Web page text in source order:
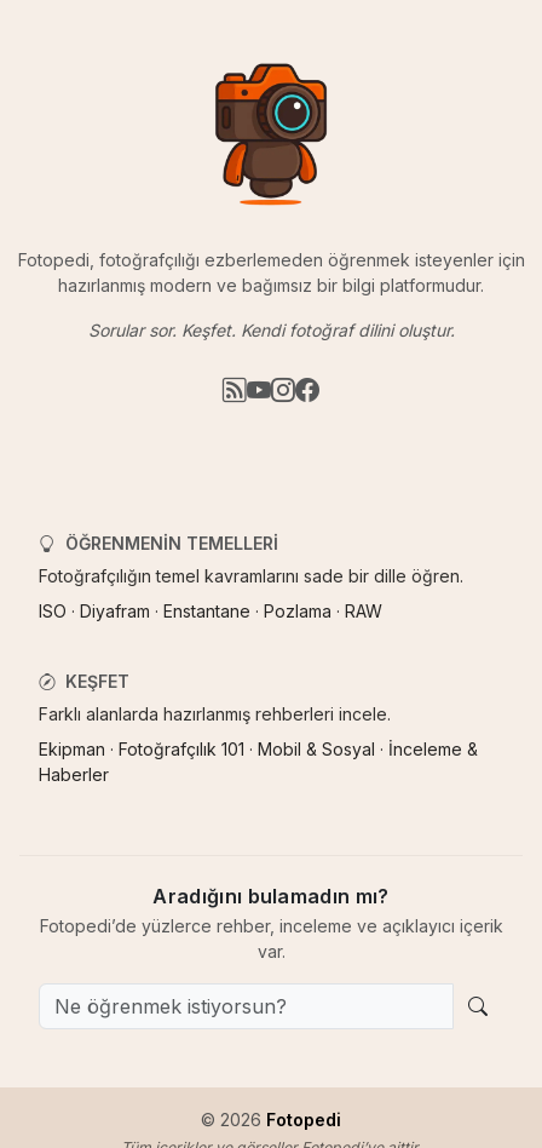
Fotopedi, fotoğrafçılığı ezberlemeden öğrenmek isteyenler için
hazırlanmış modern ve bağımsız bir bilgi platformudur.
Sorular sor. Keşfet. Kendi fotoğraf dilini oluştur.
ÖĞRENMENIN TEMELLERI
Fotoğrafçılığın temel kavramlarını sade bir dille öğren.
ISO · Diyafram · Enstantane · Pozlama · RAW
KEŞFET
Farklı alanlarda hazırlanmış rehberleri incele.
Ekipman · Fotoğrafçılık 101 · Mobil & Sosyal · İnceleme &
Haberler
Aradığını bulamadın mı?
Fotopedi’de yüzlerce rehber, inceleme ve açıklayıcı içerik
var.
© 2026 Fotopedi